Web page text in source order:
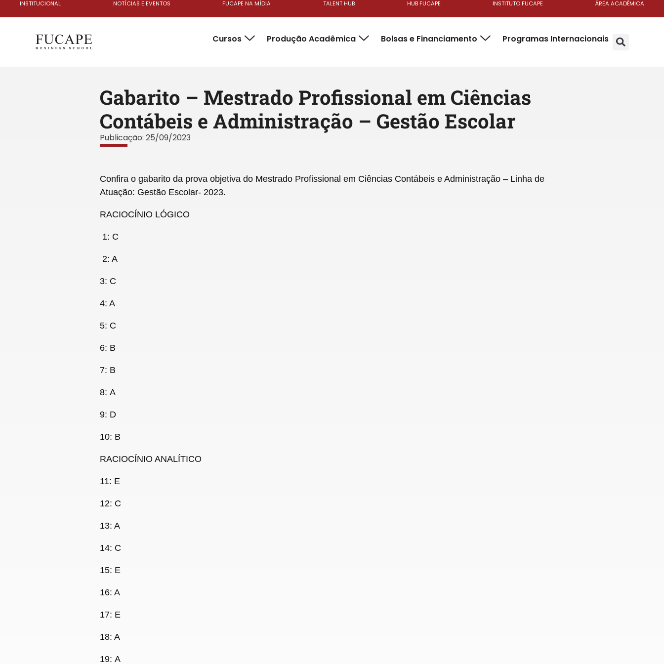
INSTITUCIONAL NOTÍCIAS E EVENTOS FUCAPE NA MÍDIA TALENT HUB HUB FUCAPE INSTITUTO FUCAPE ÁREA ACADÊMICA
Cursos Produção Acadêmica Bolsas e Financiamento Programas Internacionais
Gabarito – Mestrado Profissional em Ciências
Contábeis e Administração – Gestão Escolar
Publicação: 25/09/2023
Confira o gabarito da prova objetiva do Mestrado Profissional em Ciências Contábeis e Administração – Linha de
Atuação: Gestão Escolar- 2023.
RACIOCÍNIO LÓGICO
1: C
2: A
3: C
4: A
5: C
6: B
7: B
8: A
9: D
10: B
RACIOCÍNIO ANALÍTICO
11: E
12: C
13: A
14: C
15: E
16: A
17: E
18: A
19: A